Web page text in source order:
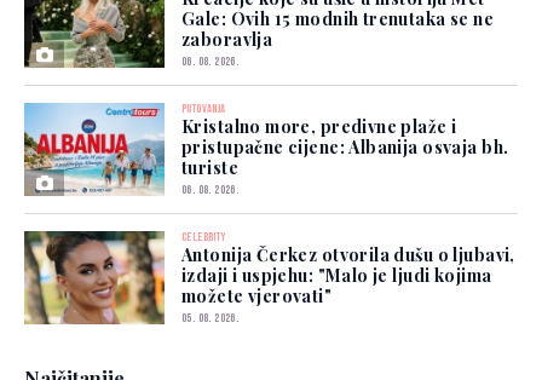
Gale: Ovih 15 modnih trenutaka se ne
zaboravlja
06. 08. 2026.
PUTOVANJA
Kristalno more, predivne plaže i
pristupačne cijene: Albanija osvaja bh.
turiste
06. 08. 2026.
CELEBRITY
Antonija Čerkez otvorila dušu o ljubavi,
izdaji i uspjehu: "Malo je ljudi kojima
možete vjerovati"
05. 08. 2026.